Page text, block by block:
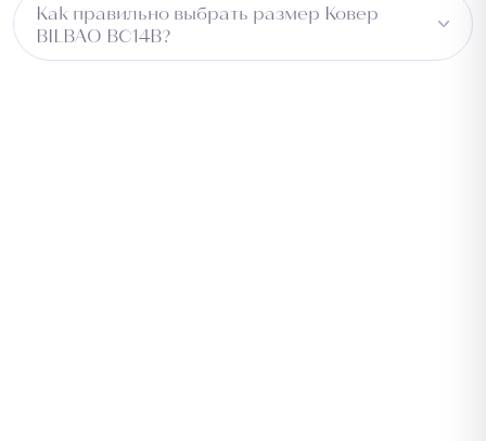
Как правильно выбрать размер Ковер
BILBAO BC14B?